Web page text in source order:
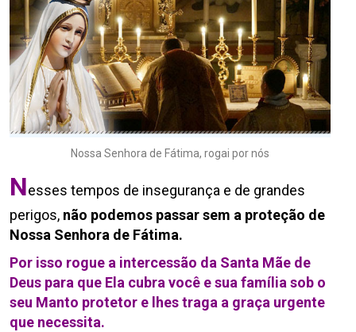
Nossa Senhora de Fátima, rogai por nós
Nesses tempos de insegurança e de grandes
perigos, não podemos passar sem a proteção de
Nossa Senhora de Fátima.
Por isso rogue a intercessão da Santa Mãe de
Deus para que Ela cubra você e sua família sob o
seu Manto protetor e lhes traga a graça urgente
que necessita.